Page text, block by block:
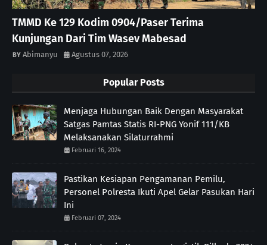
TMMD Ke 129 Kodim 0904/Paser Terima
Kunjungan Dari Tim Wasev Mabesad
Abimanyu Agustus 07, 2026
Popular Posts
Menjaga Hubungan Baik Dengan Masyarakat
Satgas Pamtas Statis RI-PNG Yonif 111/KB
Melaksanakan Silaturrahmi
Februari 16, 2024
Pastikan Kesiapan Pengamanan Pemilu,
Personel Polresta Ikuti Apel Gelar Pasukan Hari
Ini
Februari 07, 2024